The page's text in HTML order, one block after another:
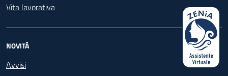
Vita lavorativa
NOVITÀ
Avvisi